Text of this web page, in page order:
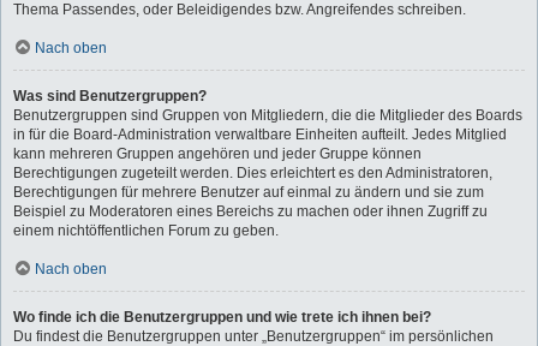
Thema Passendes, oder Beleidigendes bzw. Angreifendes schreiben.
Nach oben
Was sind Benutzergruppen?
Benutzergruppen sind Gruppen von Mitgliedern, die die Mitglieder des Boards
in für die Board-Administration verwaltbare Einheiten aufteilt. Jedes Mitglied
kann mehreren Gruppen angehören und jeder Gruppe können
Berechtigungen zugeteilt werden. Dies erleichtert es den Administratoren,
Berechtigungen für mehrere Benutzer auf einmal zu ändern und sie zum
Beispiel zu Moderatoren eines Bereichs zu machen oder ihnen Zugriff zu
einem nichtöffentlichen Forum zu geben.
Nach oben
Wo finde ich die Benutzergruppen und wie trete ich ihnen bei?
Du findest die Benutzergruppen unter „Benutzergruppen“ im persönlichen